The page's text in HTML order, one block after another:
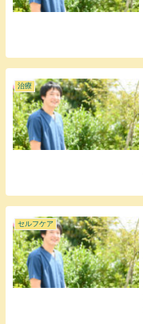
治療
セルフケア